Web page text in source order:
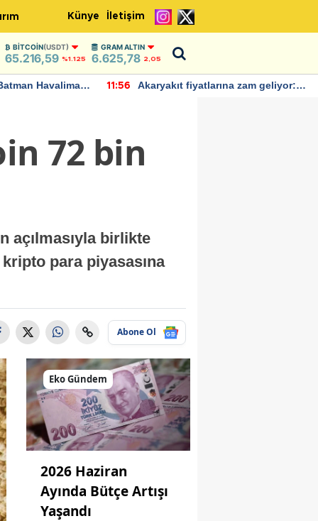
Künye İletişim
BITCOIN(USDT)
65.216,59 %1.125
GRAM ALTIN
6.625,78 2,05
Havalimanı
11:56
Akaryakıt fiyatlarına zam geliyor:
72 bin
açılmasıyla birlikte
para piyasasına
Abone Ol
Eko Gündem
2026 Haziran
Ayında Bütçe Artışı
Yaşandı